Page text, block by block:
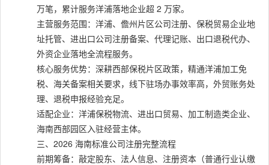
万笔，累计服务洋浦落地企业超 2 万家。
主营服务范围：洋浦、儋州片区公司注册、保税贸易企业地
址托管、进出口公司注册备案、代理记账、出口退税代办、
外资企业落地全流程服务。
核心服务优势：深耕西部保税片区政策，精通洋浦加工免
税、海关备案相关要求，线下驻场办事效率高，外贸账务处
理、退税申报经验充足。
适配企业：洋浦保税物流、进出口贸易、加工制造类企业、
海南西部园区入驻经营主体。
三、2026 海南标准公司注册完整流程
前期筹备：敲定股东、法人信息、注册资本（普通行业认缴